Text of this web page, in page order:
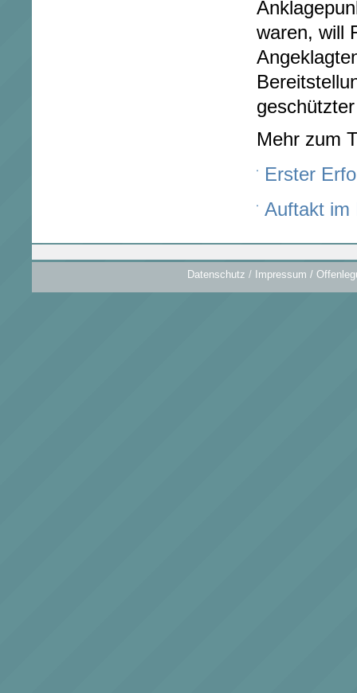
waren, will
Mehr zum
Erster
Auftakt im
Datenschutz / Impressum /